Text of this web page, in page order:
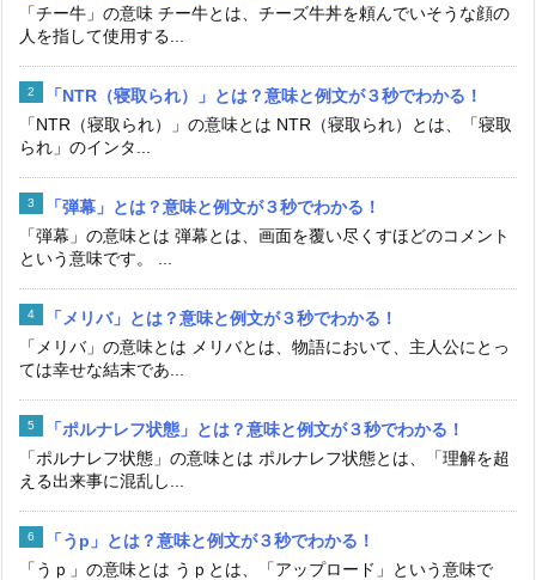
「チー牛」の意味 チー牛とは、チーズ牛丼を頼んでいそうな顔の
人を指して使用する...
「NTR（寝取られ）」とは？意味と例文が３秒でわかる！
「NTR（寝取られ）」の意味とは NTR（寝取られ）とは、「寝取
られ」のインタ...
「弾幕」とは？意味と例文が３秒でわかる！
「弾幕」の意味とは 弾幕とは、画面を覆い尽くすほどのコメント
という意味です。 ...
「メリバ」とは？意味と例文が３秒でわかる！
「メリバ」の意味とは メリバとは、物語において、主人公にとっ
ては幸せな結末であ...
「ポルナレフ状態」とは？意味と例文が３秒でわかる！
「ポルナレフ状態」の意味とは ポルナレフ状態とは、「理解を超
える出来事に混乱し...
「うp」とは？意味と例文が３秒でわかる！
「うｐ」の意味とは うｐとは、「アップロード」という意味で